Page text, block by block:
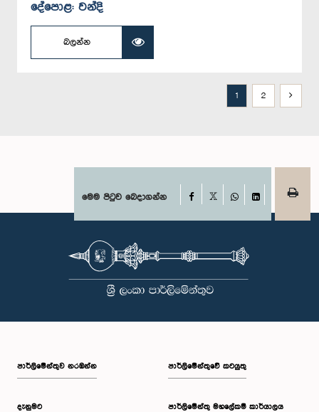
දේපොළ: වන්දි
බලන්න
1 2
මෙම පිටුව බෙදාගන්න Facebook
WhatsAppLinkedIn
පාර්ලි‌මේන්තුව නරඹන්න
දැනුමට
පාර්ලිමේන්තුවේ කටයුතු
පාර්ලිමේන්තු මහලේකම් කාර්යාලය